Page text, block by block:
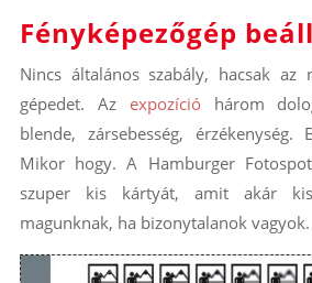
Fényképezőgép
Nincs általános szabály, hacsak
gépedet. Az expozíció három
blende, zársebesség, érzékenység.
Mikor hogy. A Hamburger
szuper kis kártyát, amit akár
magunknak, ha bizonytalanok vagyok.